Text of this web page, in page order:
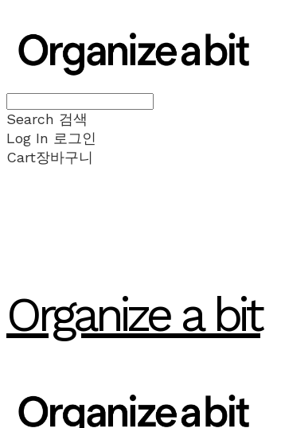
Search 검색
Log In 로그인
Cart장바구니
Organize a bit